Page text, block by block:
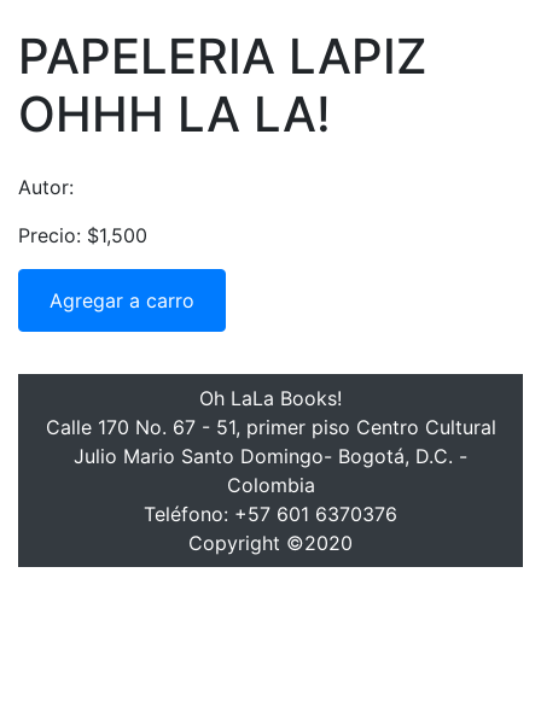
PAPELERIA LAPIZ
OHHH LA LA!
Autor:
Precio: $1,500
Agregar a carro
Oh LaLa Books!
Calle 170 No. 67 - 51, primer piso Centro Cultural
Julio Mario Santo Domingo- Bogotá, D.C. -
Colombia
Teléfono: +57 601 6370376
Copyright ©2020